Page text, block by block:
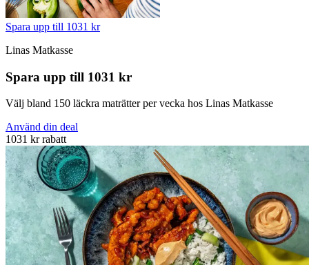
Spara upp till 1031 kr
Linas Matkasse
Spara upp till 1031 kr
Välj bland 150 läckra maträtter per vecka hos Linas Matkasse
Använd din deal
1031 kr rabatt